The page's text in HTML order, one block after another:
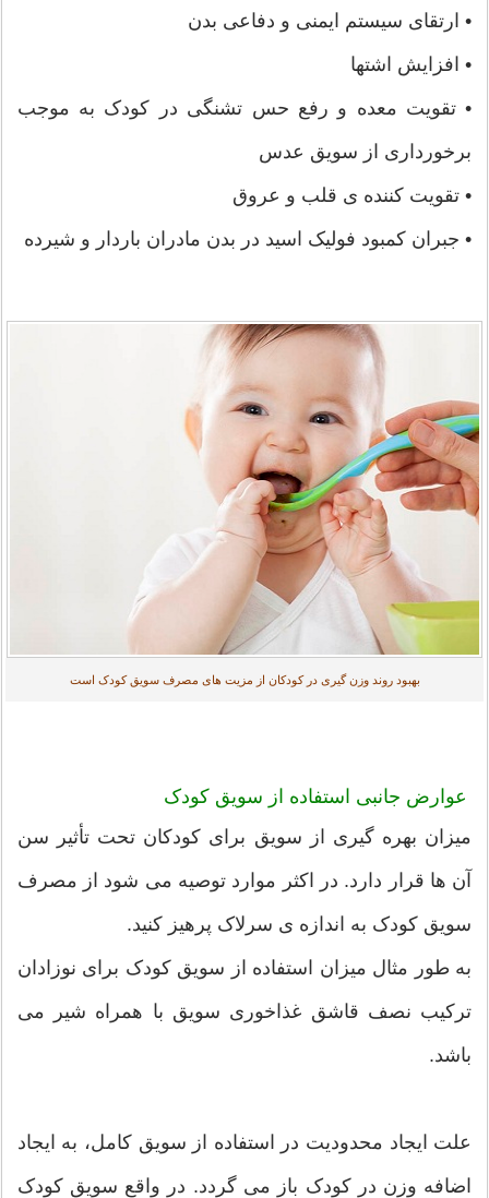
• ارتقای سیستم ایمنی و دفاعی بدن
• افزایش اشتها
• تقویت معده و رفع حس تشنگی در کودک به موجب
برخورداری از سویق عدس
• تقویت کننده ی قلب و عروق
• جبران کمبود فولیک اسید در بدن مادران باردار و شیرده
بهبود روند وزن گیری در کودکان از مزیت های مصرف سویق کودک است
عوارض جانبی استفاده از سویق کودک
میزان بهره گیری از سویق برای کودکان تحت تأثیر سن
آن ها قرار دارد. در اکثر موارد توصیه می شود از مصرف
سویق کودک به اندازه ی سرلاک پرهیز کنید.
به طور مثال میزان استفاده از سویق کودک برای نوزادان
ترکیب نصف قاشق غذاخوری سویق با همراه شیر می
باشد.
علت ایجاد محدودیت در استفاده از سویق کامل، به ایجاد
اضافه وزن در کودک باز می گردد. در واقع سویق کودک